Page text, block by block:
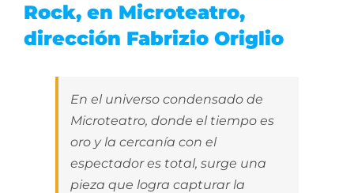
Rock, en Microteatro,
dirección Fabrizio Origlio
En el universo condensado de
Microteatro, donde el tiempo es
oro y la cercanía con el
espectador es total, surge una
pieza que logra capturar la